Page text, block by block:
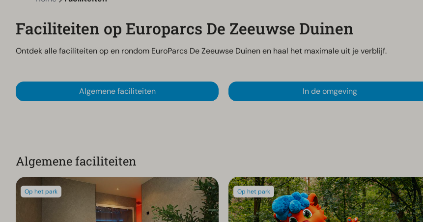
Faciliteiten op Europarcs De Zeeuwse Duinen
Ontdek alle faciliteiten op en rondom EuroParcs De Zeeuwse Duinen en haal het maximale uit je verblijf.
Algemene faciliteiten In de omgeving
Algemene faciliteiten
Op het park Op het park